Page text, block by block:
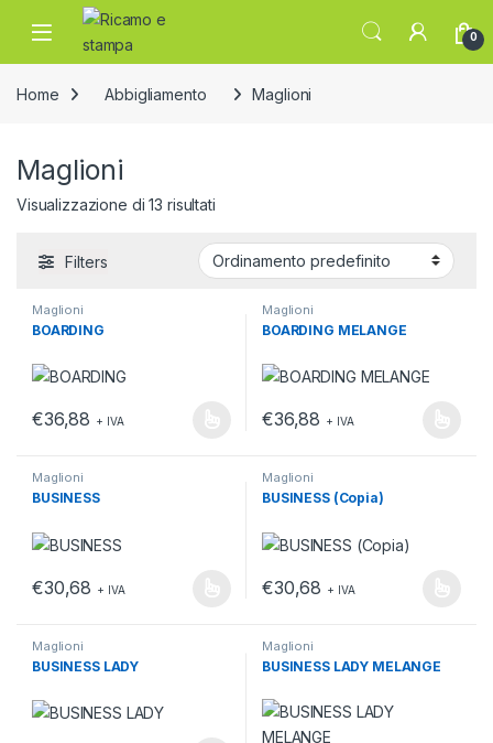
Skip to navigation
Skip to content
Open 0
Home Abbigliamento Maglioni
Maglioni
Visualizzazione di 13 risultati
Filters
Maglioni
BOARDING
€36,88 + IVA
Questo prodotto ha più varianti. Le opzioni possono essere
Maglioni
BOARDING MELANGE
€36,88 + IVA
Questo prodotto ha più
Maglioni
BUSINESS
€30,68 + IVA
Questo prodotto ha più varianti. Le opzioni possono essere
Maglioni
BUSINESS (Copia)
€30,68 + IVA
Questo prodotto ha più
Maglioni
BUSINESS LADY
Maglioni
BUSINESS LADY MELANGE